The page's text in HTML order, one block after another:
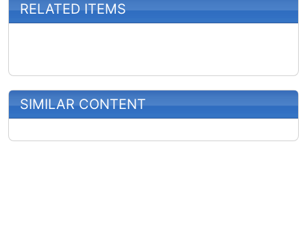
RELATED ITEMS
SIMILAR CONTENT